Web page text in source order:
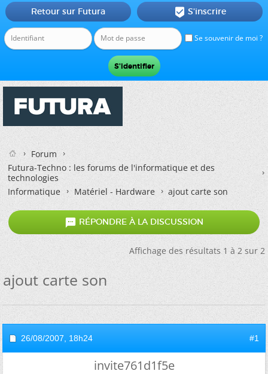
Se souvenir de moi ?
Retour sur Futura  S'inscrire
Forum
Futura-Techno : les forums de l'informatique et des
technologies
Informatique
Matériel - Hardware ajout carte son
 RÉPONDRE À LA DISCUSSION
Affichage des résultats 1 à 2 sur 2
ajout carte son
26/08/2007, 18h24 #1
invite761d1f5e